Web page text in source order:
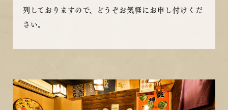
列しておりますので、どうぞお気軽にお申し付けくだ
さい。